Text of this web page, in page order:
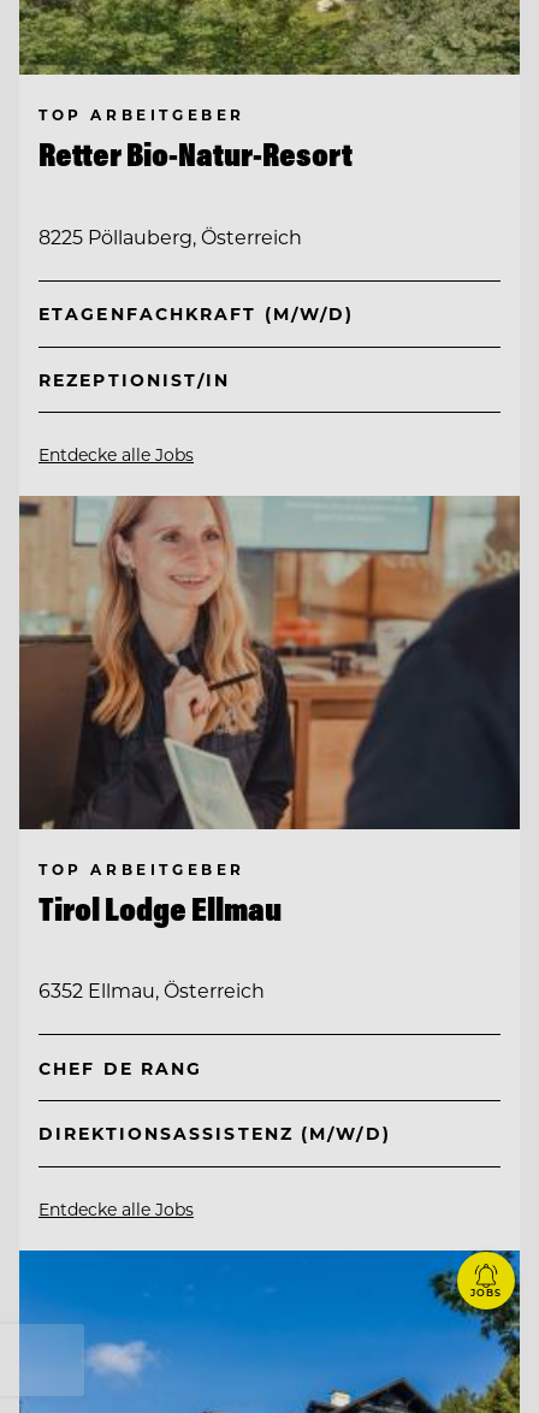
TOP ARBEITGEBER
Retter Bio-Natur-Resort
8225 Pöllauberg, Österreich
ETAGENFACHKRAFT (M/W/D)
REZEPTIONIST/IN
Entdecke alle Jobs
TOP ARBEITGEBER
Tirol Lodge Ellmau
6352 Ellmau, Österreich
CHEF DE RANG
DIREKTIONSASSISTENZ (M/W/D)
Entdecke alle Jobs
JOBS